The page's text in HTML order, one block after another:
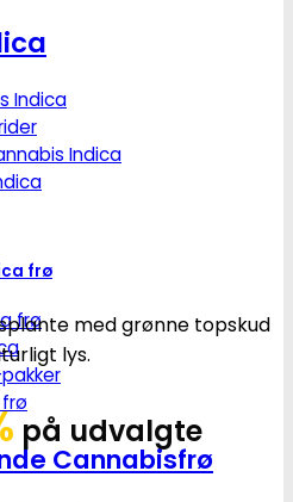
Indica
Indica
frø
frø
Cannabisfrø
på udvalgte